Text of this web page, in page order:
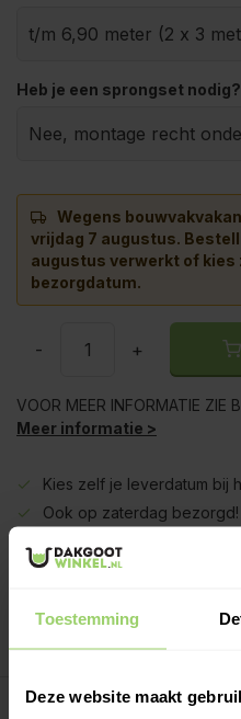
Toestemming
Deze website maakt
Heb je een sprongset
Wegens
vrijdag 7 augustus.
augustus verwerkt of kies
bezorgdatum.
- +
VOOR MEER INFORMATIE ZIE
Meer informatie >
Kies zelf je leverdatum bij
Ook op zaterdag bezorgd!
Deskundig advies!
Meer dan 10 jaar tevreden
Beschrijving